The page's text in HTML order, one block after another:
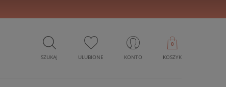
SZUKAJ ULUBIONE KONTO KOSZYK
0